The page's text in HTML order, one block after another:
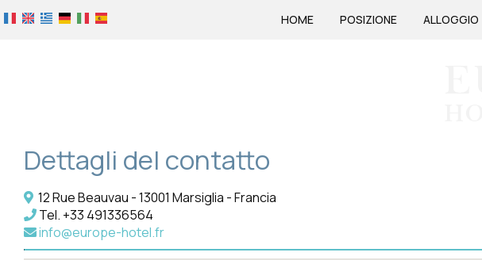
HOME POSIZIONE ALLOGGIO
Dettagli del contatto
12 Rue Beauvau - 13001 Marsiglia - Francia
Tel. +33 491336564
info@europe-hotel.fr